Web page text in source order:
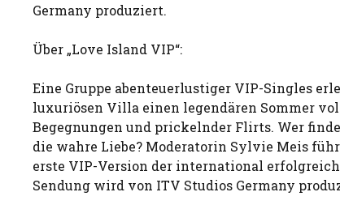
Germany produziert.
Über „Love Island VIP“:
Eine Gruppe abenteuerlustiger VIP-Singles
luxuriösen Villa einen legendären Sommer
Begegnungen und prickelnder Flirts. Wer
die wahre Liebe? Moderatorin Sylvie Meis
erste VIP-Version der international
Sendung wird von ITV Studios Germany